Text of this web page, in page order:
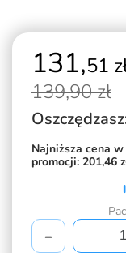
131,51
139,90 zł
Najniższa cena
promocji: 201,46
-